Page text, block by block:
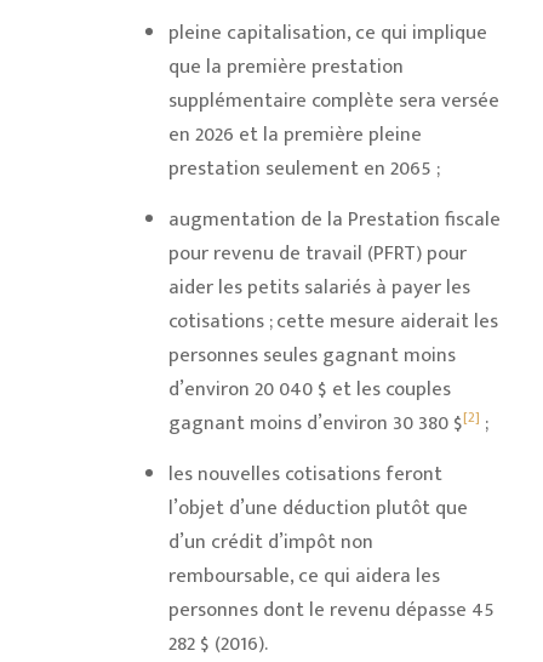
pleine capitalisation, ce qui implique
que la première prestation
supplémentaire complète sera versée
en 2026 et la première pleine
prestation seulement en 2065 ;
augmentation de la Prestation fiscale
pour revenu de travail (PFRT) pour
aider les petits salariés à payer les
cotisations ; cette mesure aiderait les
personnes seules gagnant moins
d’environ 20 040 $ et les couples
gagnant moins d’environ 30 380 $[2] ;
les nouvelles cotisations feront
l’objet d’une déduction plutôt que
d’un crédit d’impôt non
remboursable, ce qui aidera les
personnes dont le revenu dépasse 45
282 $ (2016).